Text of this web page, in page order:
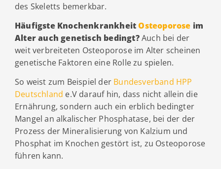
des Skeletts bemerkbar.
Häufigste KnochenkrankheitOsteoporose im
Alter auch genetisch bedingt?Auch bei der
weit verbreiteten Osteoporose im Alter scheinen
genetische Faktoren eine Rolle zu spielen.
So weist zum Beispiel der Bundesverband HPP
Deutschland e.V darauf hin, dass nicht allein die
Ernährung, sondern auch ein erblich bedingter
Mangel an alkalischer Phosphatase, bei der der
Prozess der Mineralisierung von Kalzium und
Phosphat im Knochen gestört ist, zu Osteoporose
führen kann.